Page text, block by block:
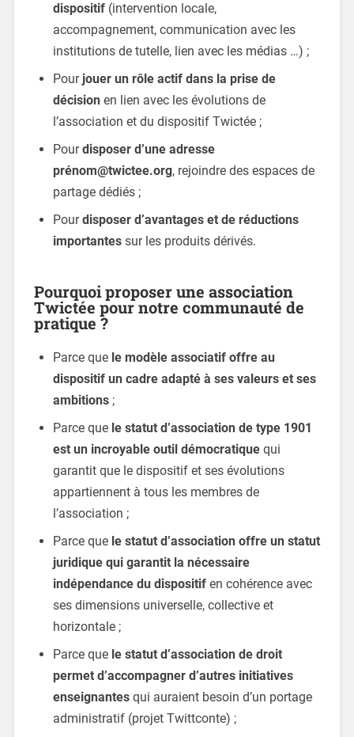
dispositif(intervention locale,
accompagnement, communication avec les
institutions de tutelle, lien avec les médias …) ;
Pour jouer un rôle actif dans la prise de
décision en lien avec les évolutions de
l’association et du dispositif Twictée ;
Pourdisposer d’une adresse
prénom@twictee.org, rejoindre des espaces de
partage dédiés ;
Pourdisposer d’avantages et de réductions
importantessur les produits dérivés.
Pourquoi proposer une association
Twictée pour notre communauté de
pratique ?
Parce que le modèle associatif offre au
dispositif un cadre adapté à ses valeurs et ses
ambitions;
Parce que le statut d’association de type 1901
est un incroyable outil démocratique qui
garantit que le dispositif et ses évolutions
appartiennent à tous les membres de
l’association ;
Parce que le statut d’association offre un statut
juridique qui garantit la nécessaire
indépendance du dispositifen cohérence avec
ses dimensions universelle, collective et
horizontale ;
Parce que le statut d’association de droit
permet d’accompagner d’autres initiatives
enseignantes qui auraient besoin d’un portage
administratif (projet Twittconte) ;